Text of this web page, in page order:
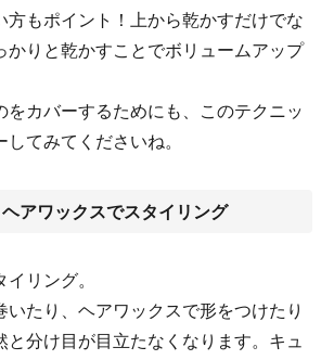
方もポイント！上から乾かすだけでな
かりと乾かすことでボリュームアップ
をカバーするためにも、このテクニッ
てみてくださいね。
アワックスでスタイリング
リング。
いたり、ヘアワックスで形をつけたり
と分け目が目立たなくなります。キュ